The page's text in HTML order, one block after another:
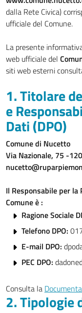
dalla Rete Civica)
ufficiale del Comune.
La presente
web ufficiale del
siti web esterni
1. Titolare
e
Dati (DPO)
Comune di Nucetto
Via Nazionale, 75 -
Il Responsabile per la
Comune è :
Ragione Sociale
Telefono DPO:
E-mail DPO:
PEC DPO:
Consulta la
2. Tipologie